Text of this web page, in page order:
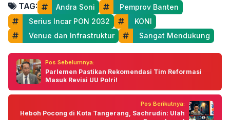
TAG: Andra Soni
Pemprov Banten
Serius Incar PON 2032
KONI
Venue dan Infrastruktur
Sangat Mendukung
Pos Sebelumnya:
Parlemen Pastikan Rekomendasi Tim Reformasi
Masuk Revisi UU Polri!
Pos Berikutnya:
Heboh Pocong di Kota Tangerang, Sachrudin: Ulah